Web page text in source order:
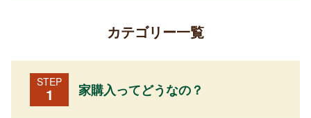
カテゴリー一覧
STEP
1 家購入ってどうなの？